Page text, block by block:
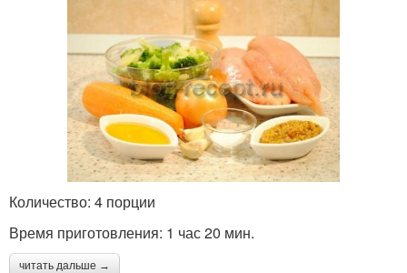
Количество: 4 порции
Время приготовления: 1 час 20 мин.
читать дальше →